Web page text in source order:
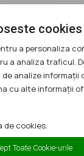
cookies
a personaliza
a analiza traficul.
analize informații
cu alte informații
de cookies.
Toate Cookie-urile